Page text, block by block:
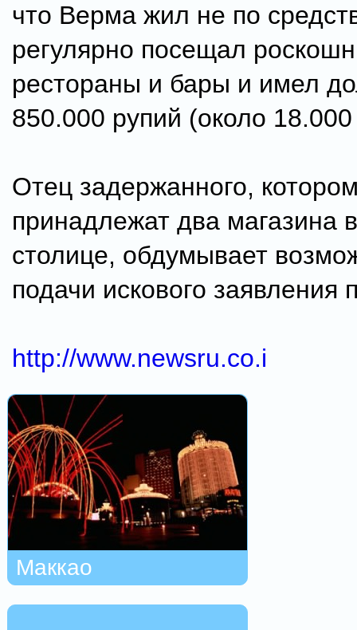
что Верма жил не по
регулярно посещал
рестораны и бары и имел
850.000 рупий (около
Отец задержанного,
принадлежат два магазина
столице, обдумывает
подачи искового заявления
http://www.newsru.co.i
Маккао